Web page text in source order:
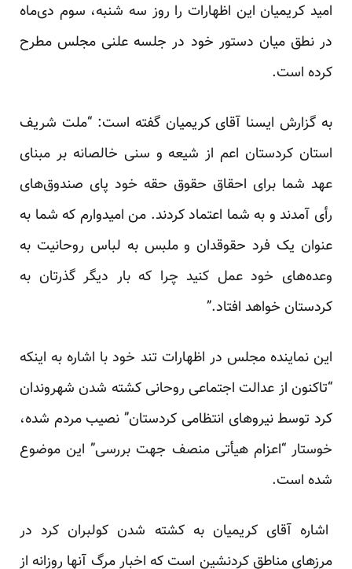
امید کریمیان این اظهارات را روز سه شنبه، سوم دی‌ماه
در نطق میان دستور خود در جلسه علنی مجلس مطرح
کرده است.
به گزارش ایسنا آقای کریمیان گفته است: “ملت شریف
استان کردستان اعم از شیعه و سنی خالصانه بر مبنای
عهد شما برای احقاق حقوق حقه خود پای صندوق‌های
رأی آمدند و به شما اعتماد کردند. من امیدوارم که شما به
عنوان یک فرد حقوقدان و ملبس به لباس روحانیت به
وعده‌های خود عمل کنید چرا که بار دیگر گذرتان به
کردستان خواهد افتاد.”
این نماینده مجلس در اظهارات تند خود با اشاره به اینکه
“تاکنون از عدالت اجتماعی روحانی کشته شدن شهروندان
کرد توسط نیروهای انتظامی کردستان” نصیب مردم شده،
خوستار “اعزام هیأتی منصف جهت بررسی” این موضوع
شده است.
اشاره آقای کریمیان به کشته شدن کولبران کرد در
مرزهای مناطق کردنشین است که اخبار مرگ آنها روزانه از